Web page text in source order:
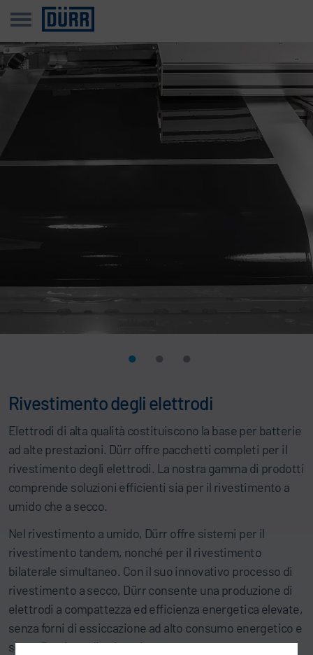
Rivestimento degli elettrodi
Elettrodi di alta qualità costituiscono la base per batterie
ad alte prestazioni. Dürr offre pacchetti completi per il
rivestimento degli elettrodi. La nostra gamma di prodotti
comprende soluzioni efficienti sia per il rivestimento a
umido che a secco.
Nel rivestimento a umido, Dürr offre sistemi per il
rivestimento tandem, nonché per il rivestimento
bilaterale simultaneo. Con il suo innovativo processo di
rivestimento a secco, Dürr consente una produzione di
elettrodi a compattezza ed efficienza energetica elevate,
senza forni di essiccazione ad alto consumo energetico e
senza l'impiego di solventi.